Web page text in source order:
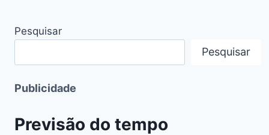
Pesquisar
Pesquisar
Publicidade
Previsão do tempo